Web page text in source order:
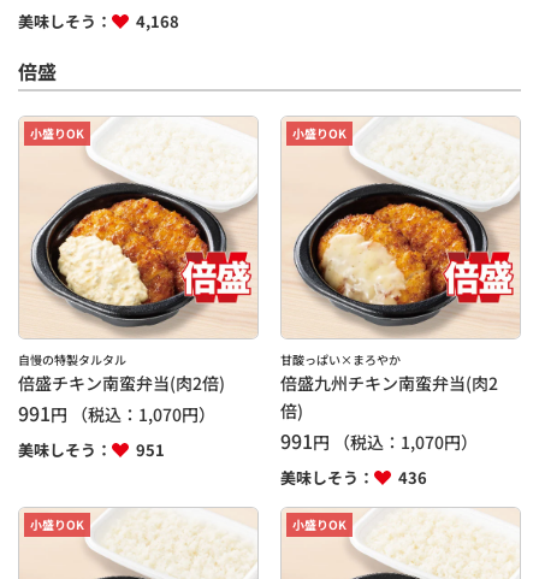
美味しそう： 4,168
倍盛
小盛りOK
自慢の特製タルタル
倍盛チキン南蛮弁当(肉2倍)
991円 （税込： 1,070円）
美味しそう： 951
小盛りOK
甘酸っぱい×まろやか
倍盛九州チキン南蛮弁当(肉2
倍)
991円 （税込： 1,070円）
美味しそう： 436
小盛りOK 小盛りOK